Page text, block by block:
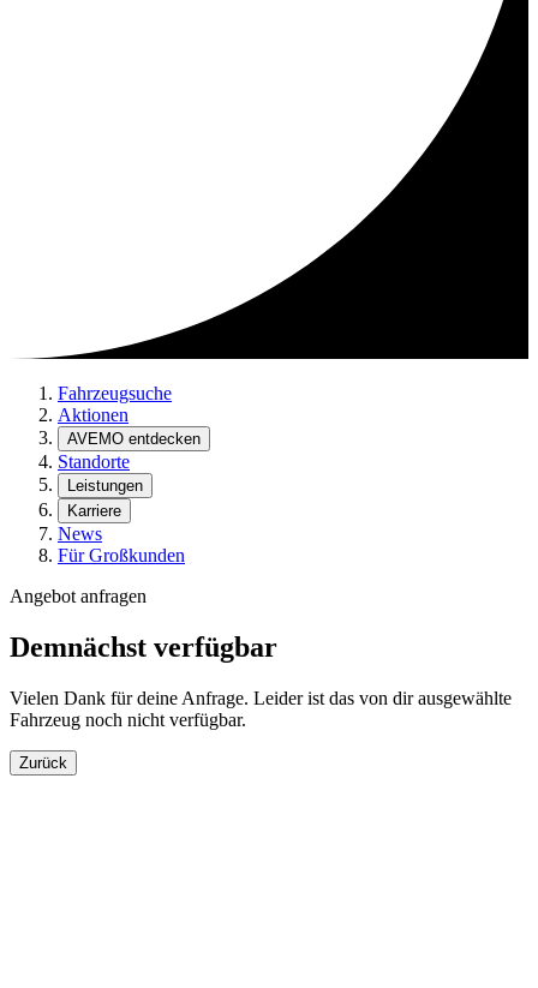
Fahrzeugsuche
Aktionen
AVEMO entdecken
Standorte
Leistungen
Karriere
News
Für Großkunden
Angebot anfragen
Demnächst verfügbar
Vielen Dank für deine Anfrage. Leider ist das von dir ausgewählte
Fahrzeug noch nicht verfügbar.
Zurück